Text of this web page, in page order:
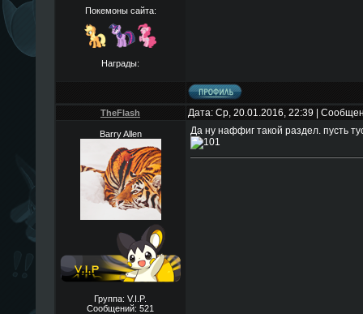
Покемоны сайта:
Награды:
TheFlаsh Дата: Ср, 20.01.2016, 22:39 |
Barry Allen
Группа: V.I.P.
Сообщений: 521
Да ну наффиг такой раздел. пусть